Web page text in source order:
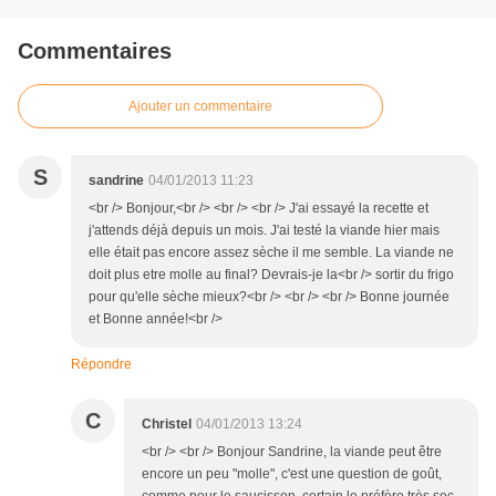
Commentaires
Ajouter un commentaire
S sandrine 04/01/2013 11:23
<br /> Bonjour,<br /> <br /> <br /> J'ai essayé la recette et
j'attends déjà depuis un mois. J'ai testé la viande hier mais
elle était pas encore assez sèche il me semble. La viande ne
doit plus etre molle au final? Devrais-je la<br /> sortir du frigo
pour qu'elle sèche mieux?<br /> <br /> <br /> Bonne journée
et Bonne année!<br />
Répondre
C Christel 04/01/2013 13:24
<br /> <br /> Bonjour Sandrine, la viande peut être
encore un peu "molle", c'est une question de goût,